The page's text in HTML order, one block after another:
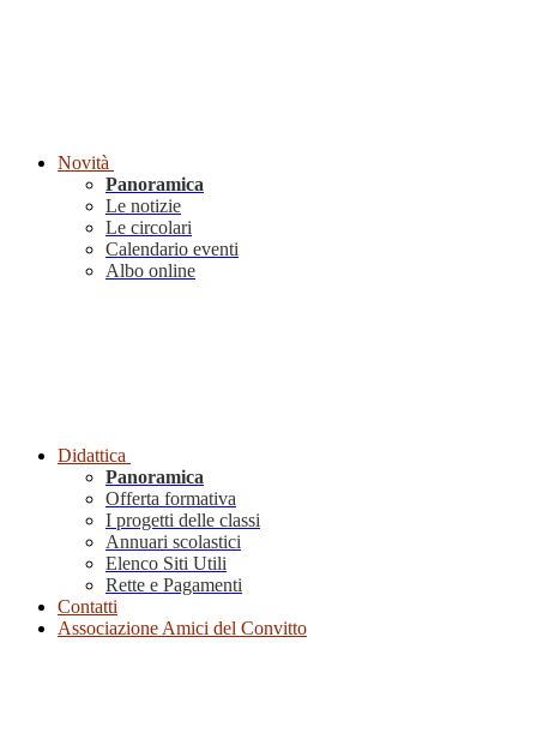
Novità
Panoramica
Le notizie
Le circolari
Calendario eventi
Albo online
Didattica
Panoramica
Offerta formativa
I progetti delle classi
Annuari scolastici
Elenco Siti Utili
Rette e Pagamenti
Contatti
Associazione Amici del Convitto